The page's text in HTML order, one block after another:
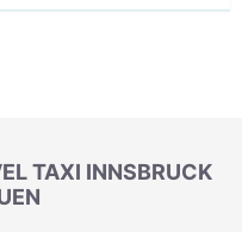
TAXI INNSBRUCK